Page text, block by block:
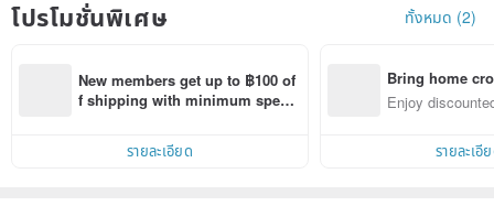
โปรโมชั่นพิเศษ ทั้งหมด (2)
New members get up to ฿100 of
f shipping with minimum spen
within 7 days!
รายละเอียด
Bring home
n with ease
Enjoy
รายละเอี